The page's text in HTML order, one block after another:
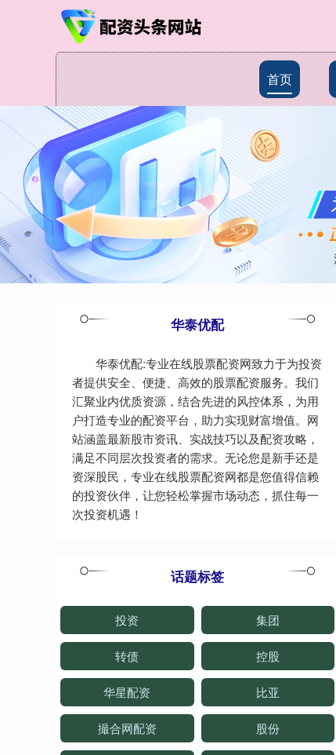
首页
华泰优配
华泰优配:专业在线股票配资网致力于为投资
者提供安全、便捷、高效的股票配资服务。我们
汇聚业内优质资源，结合先进的风控体系，为用
户打造专业的配资平台，助力实现财富增值。网
站涵盖最新股市资讯、实战技巧以及配资攻略，
满足不同层次投资者的需求。无论您是新手还是
资深股民，专业在线股票配资网都是您值得信赖
的投资伙伴，让您轻松掌握市场动态，抓住每一
次投资机遇！
话题标签
投资 集团
转债 控股
华星配资 比亚
撮合网配资 股份